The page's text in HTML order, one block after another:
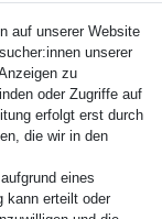
auf unserer Website
unserer
zu
oder Zugriffe auf
erfolgt erst durch
die wir in den
eines
kann erteilt oder